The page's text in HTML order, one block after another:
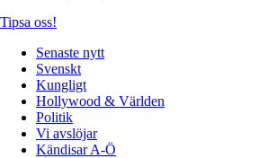
Tipsa oss!
Senaste nytt
Svenskt
Kungligt
Hollywood & Världen
Politik
Vi avslöjar
Kändisar A-Ö